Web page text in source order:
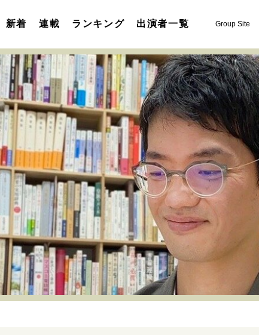
新着 連載 ランキング 出演者一覧 Group Site
運命を変えた出会い 決断の裏側 挫折からの再起
表現者の葛藤
人生が動いた日 10代の挫折と原点
セカンドキャリアの描き方 独立という決断
夢を掴む選択
リーダーの流儀 変革の原動力 次世代へのバトン